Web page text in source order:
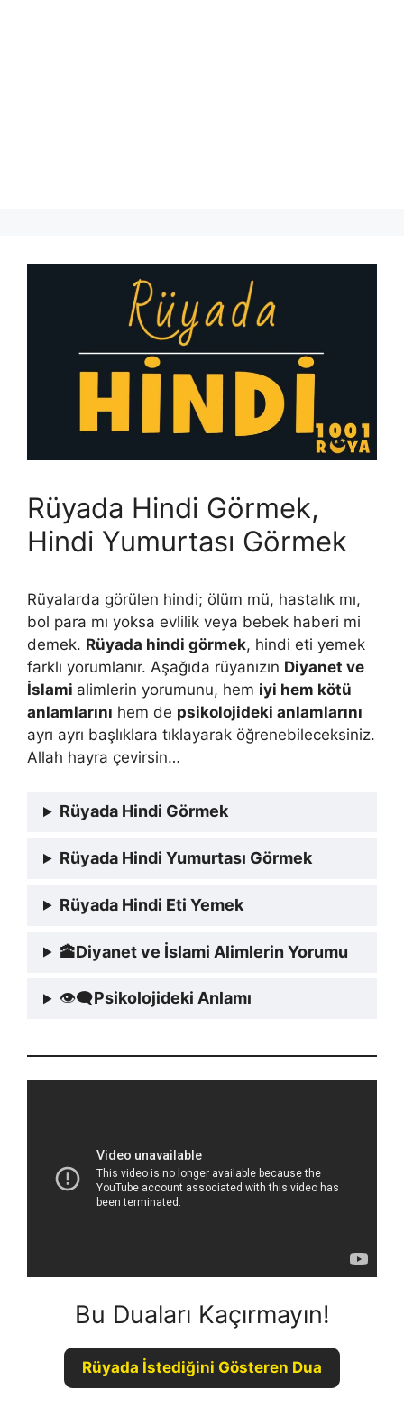
Rüyada Hindi Görmek,
Hindi Yumurtası Görmek
Rüyalarda görülen hindi; ölüm mü, hastalık mı,
bol para mı yoksa evlilik veya bebek haberi mi
demek. Rüyada hindi görmek, hindi eti yemek
farklı yorumlanır. Aşağıda rüyanızın Diyanet ve
İslami alimlerin yorumunu, hem iyi hem kötü
anlamlarını hem de psikolojideki anlamlarını
ayrı ayrı başlıklara tıklayarak öğrenebileceksiniz.
Allah hayra çevirsin…
Rüyada Hindi Görmek
Rüyada Hindi Yumurtası Görmek
Rüyada Hindi Eti Yemek
🕋Diyanet ve İslami Alimlerin Yorumu
👁‍🗨Psikolojideki Anlamı
Bu Duaları Kaçırmayın!
Rüyada İstediğini Gösteren Dua